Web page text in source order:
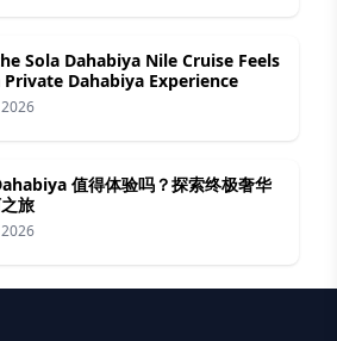
Sola Dahabiya Nile Cruise Feels
Private Dahabiya Experience
值得体验吗？探索终极奢华
旅